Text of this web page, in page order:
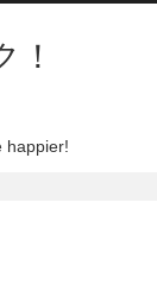
！
happier!